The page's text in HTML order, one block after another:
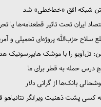
شبکه افق «خط‌خطی» شد
ایران تحت تاثیر قطعنامه‌ها یا
سلاح حزب‌الله پروژه‌ای تحمیلی و
تل‌آویو را با موشک هایپرسونیک
درس‌ حمله به قطر برای ما
بانک‌ها از گرانی دلار
کسی پشت ذهنیت ویرانگر نتانیاهو